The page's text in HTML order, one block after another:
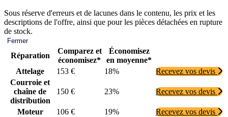
Sous réserve d'erreurs et de lacunes dans le contenu, les prix et les
descriptions de l'offre, ainsi que pour les pièces détachées en rupture
de stock.
Fermer
Réparation
Comparez et
économisez*
Économisez
en moyenne*
Attelage
153 € 18%
Recevez vos devis
Courroie et
chaîne de
distribution
150 € 23% Recevez vos devis
Moteur 106 € 19%
Recevez vos devis